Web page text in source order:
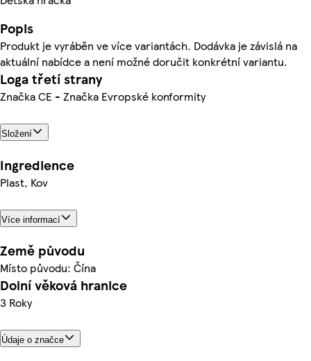
Popis
Produkt je vyráběn ve více variantách. Dodávka je závislá na
aktuální nabídce a není možné doručit konkrétní variantu.
Loga třetí strany
Značka CE - Značka Evropské konformity
Složení
Ingredience
Plast, Kov
Více informací
Země původu
Místo původu: Čína
Dolní věková hranice
3 Roky
Údaje o značce